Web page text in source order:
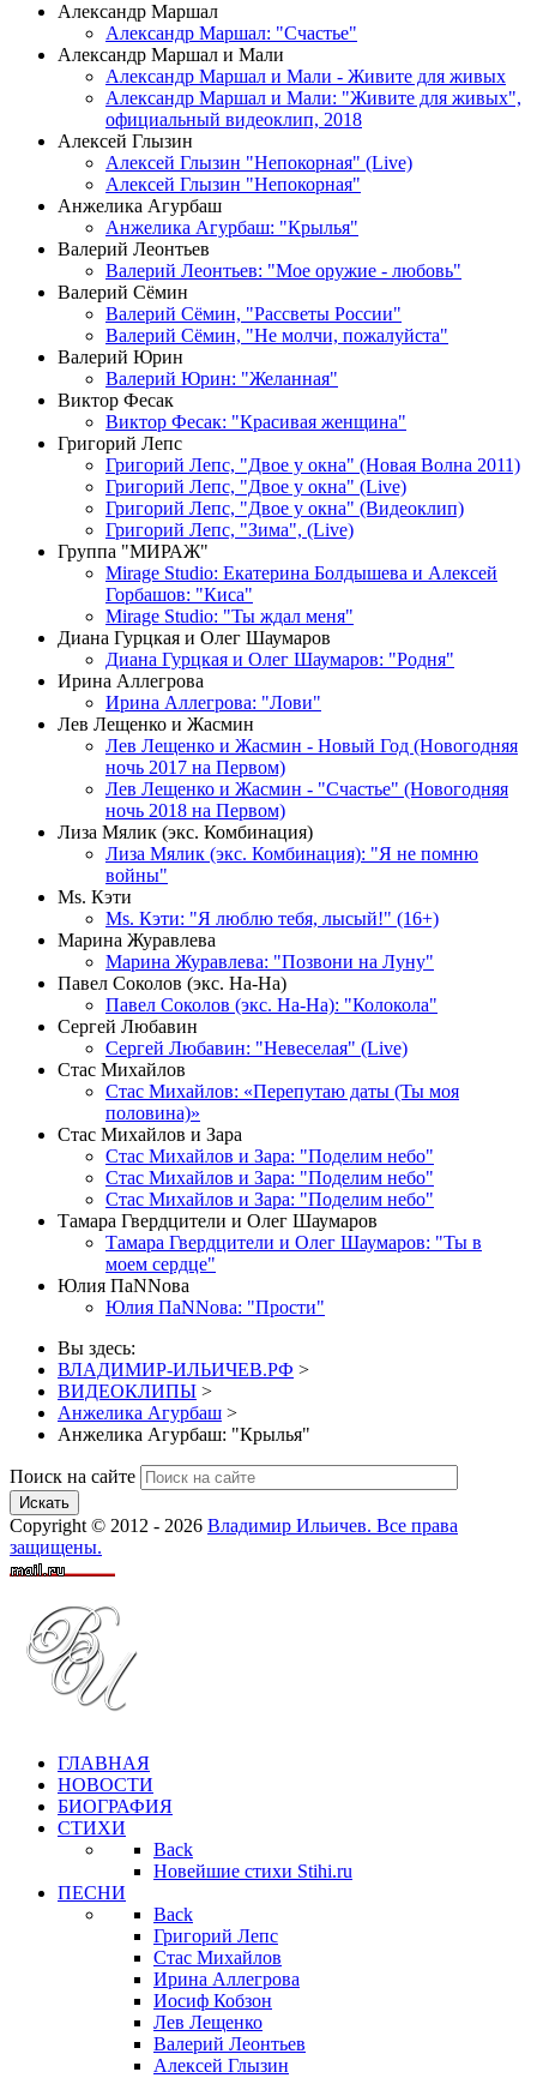
Александр Маршал
Александр Маршал: "Счастье"
Александр Маршал и Мали
Александр Маршал и Мали - Живите для живых
Александр Маршал и Мали: "Живите для живых",
официальный видеоклип, 2018
Алексей Глызин
Алексей Глызин "Непокорная" (Live)
Алексей Глызин "Непокорная"
Анжелика Агурбаш
Анжелика Агурбаш: "Крылья"
Валерий Леонтьев
Валерий Леонтьев: "Мое оружие - любовь"
Валерий Сёмин
Валерий Сёмин, "Рассветы России"
Валерий Сёмин, "Не молчи, пожалуйста"
Валерий Юрин
Валерий Юрин: "Желанная"
Виктор Фесак
Виктор Фесак: "Красивая женщина"
Григорий Лепс
Григорий Лепс, "Двое у окна" (Новая Волна 2011)
Григорий Лепс, "Двое у окна" (Live)
Григорий Лепс, "Двое у окна" (Видеоклип)
Григорий Лепс, "Зима", (Live)
Группа "МИРАЖ"
Mirage Studio: Екатерина Болдышева и Алексей
Горбашов: "Киса"
Mirage Studio: "Ты ждал меня"
Диана Гурцкая и Олег Шаумаров
Диана Гурцкая и Олег Шаумаров: "Родня"
Ирина Аллегрова
Ирина Аллегрова: "Лови"
Лев Лещенко и Жасмин
Лев Лещенко и Жасмин - Новый Год (Новогодняя
ночь 2017 на Первом)
Лев Лещенко и Жасмин - "Счастье" (Новогодняя
ночь 2018 на Первом)
Лиза Мялик (экс. Комбинация)
Лиза Мялик (экс. Комбинация): "Я не помню
войны"
Мs. Кэти
Ms. Кэти: "Я люблю тебя, лысый!" (16+)
Марина Журавлева
Марина Журавлева: "Позвони на Луну"
Павел Соколов (экс. На-На)
Павел Соколов (экс. На-На): "Колокола"
Сергей Любавин
Сергей Любавин: "Невеселая" (Live)
Стас Михайлов
Стас Михайлов: «Перепутаю даты (Ты моя
половина)»
Стас Михайлов и Зара
Стас Михайлов и Зара: "Поделим небо"
Стас Михайлов и Зара: "Поделим небо"
Стас Михайлов и Зара: "Поделим небо"
Тамара Гвердцители и Олег Шаумаров
Тамара Гвердцители и Олег Шаумаров: "Ты в
моем сердце"
Юлия ПаNNова
Юлия ПаNNова: "Прости"
Вы здесь:
ВЛАДИМИР-ИЛЬИЧЕВ.РФ >
ВИДЕОКЛИПЫ >
Анжелика Агурбаш >
Анжелика Агурбаш: "Крылья"
Поиск на сайте
Искать
Copyright © 2012 - 2026 Владимир Ильичев. Все права
защищены.
ГЛАВНАЯ
НОВОСТИ
БИОГРАФИЯ
СТИХИ
Back
Новейшие стихи Stihi.ru
ПЕСНИ
Back
Григорий Лепс
Стас Михайлов
Ирина Аллегрова
Иосиф Кобзон
Лев Лещенко
Валерий Леонтьев
Алексей Глызин